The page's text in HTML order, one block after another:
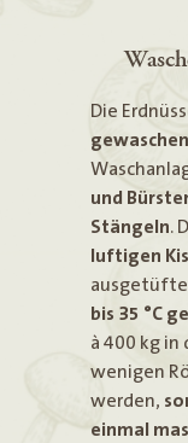
Die
und
Stängeln.
luftigen
bis 35 °C
à 400 kg in
wenigen
werden,
einmal